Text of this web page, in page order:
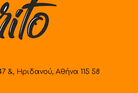
&, Ηριδανού, Αθήνα 115 58